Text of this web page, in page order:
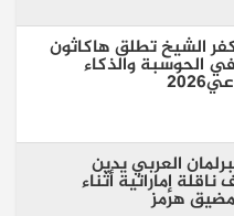
الشيخ تطلق هاكاثون
في الحوسبة والذكاء
العربي يدين
إماراتية أثناء
هرمز